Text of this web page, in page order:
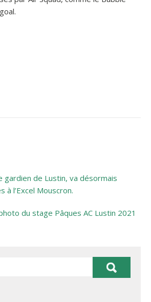
gardien de Lustin, va désormais
à l’Excel Mouscron.
du stage Pâques AC Lustin 2021